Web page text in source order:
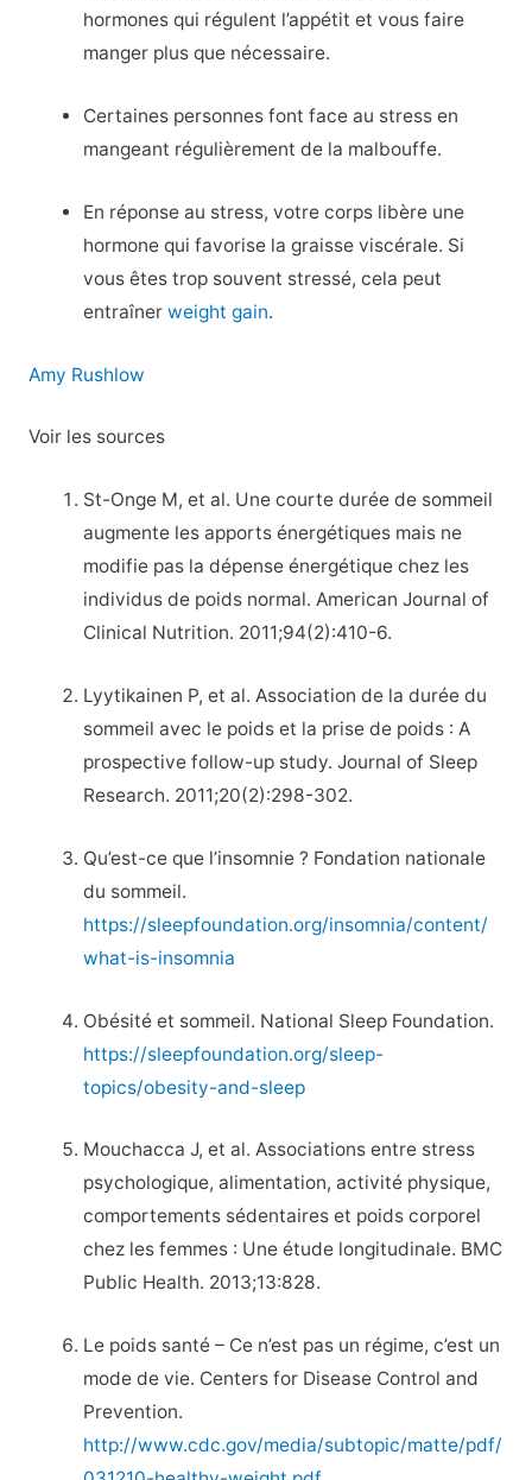
hormones qui régulent l’appétit et vous faire
manger plus que nécessaire.
Certaines personnes font face au stress en
mangeant régulièrement de la malbouffe.
En réponse au stress, votre corps libère une
hormone qui favorise la graisse viscérale. Si
vous êtes trop souvent stressé, cela peut
entraînerweight gain.
Amy Rushlow
Voir les sources
St-Onge M, et al. Une courte durée de sommeil
augmente les apports énergétiques mais ne
modifie pas la dépense énergétique chez les
individus de poids normal. American Journal of
Clinical Nutrition. 2011;94(2):410-6.
Lyytikainen P, et al. Association de la durée du
sommeil avec le poids et la prise de poids : A
prospective follow-up study. Journal of Sleep
Research. 2011;20(2):298-302.
Qu’est-ce que l’insomnie ? Fondation nationale
du sommeil.
https://sleepfoundation.org/insomnia/content/
what-is-insomnia
Obésité et sommeil. National Sleep Foundation.
https://sleepfoundation.org/sleep-
topics/obesity-and-sleep
Mouchacca J, et al. Associations entre stress
psychologique, alimentation, activité physique,
comportements sédentaires et poids corporel
chez les femmes : Une étude longitudinale. BMC
Public Health. 2013;13:828.
Le poids santé – Ce n’est pas un régime, c’est un
mode de vie. Centers for Disease Control and
Prevention.
http://www.cdc.gov/media/subtopic/matte/pdf/